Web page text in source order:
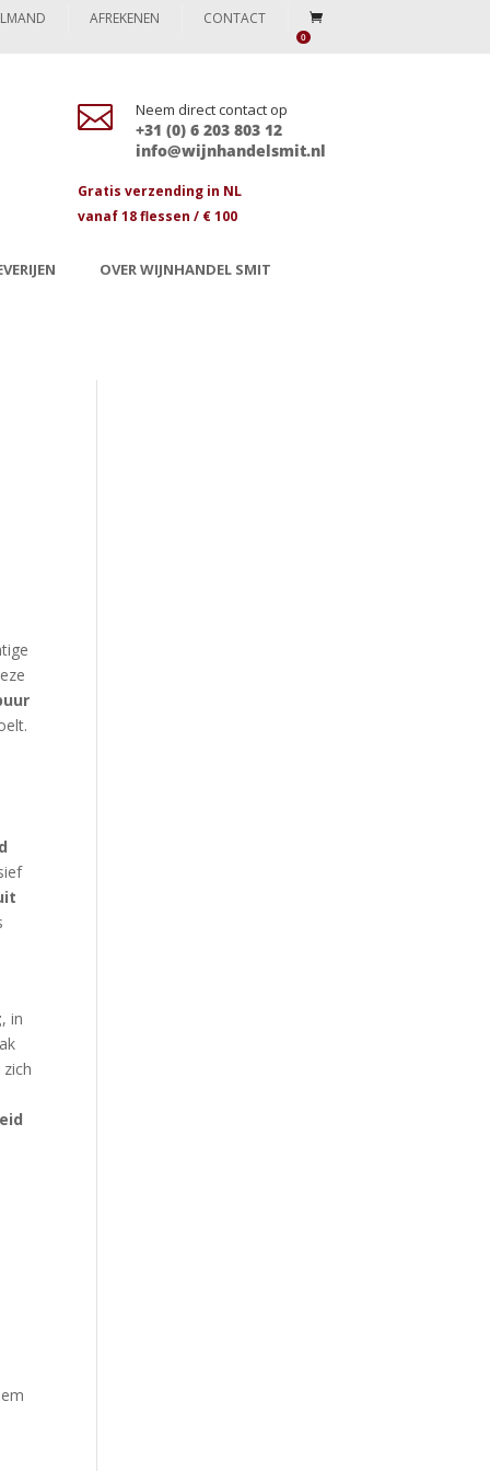
AFREKENEN CONTACT
0
 Neem direct contact op
+31 (0) 6 203 803 12
info@wijnhandelsmit.nl
Gratis verzending in NL
vanaf 18 flessen / € 100
OVER WIJNHANDEL SMIT
, in